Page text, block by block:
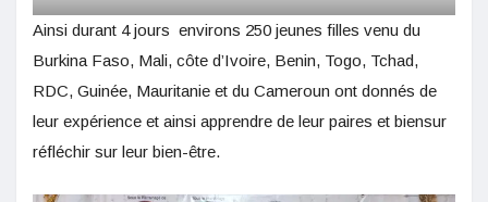
Ainsi durant 4 jours environs 250 jeunes filles venu du
Burkina Faso, Mali, côte d’Ivoire, Benin, Togo, Tchad,
RDC, Guinée, Mauritanie et du Cameroun ont donnés de
leur expérience et ainsi apprendre de leur paires et biensur
réfléchir sur leur bien-être.